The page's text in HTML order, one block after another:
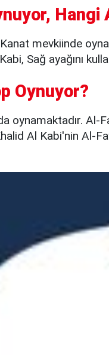
Hangi
mevkiinde
Sağ ayağını
Oynuyor?
oynamaktadır. Al-
Al Kabi'nin Al-